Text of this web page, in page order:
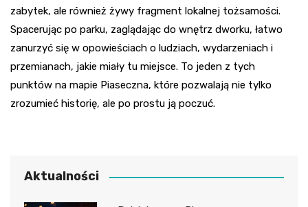
zabytek, ale również żywy fragment lokalnej tożsamości.
Spacerując po parku, zaglądając do wnętrz dworku, łatwo
zanurzyć się w opowieściach o ludziach, wydarzeniach i
przemianach, jakie miały tu miejsce. To jeden z tych
punktów na mapie Piaseczna, które pozwalają nie tylko
zrozumieć historię, ale po prostu ją poczuć.
Aktualności